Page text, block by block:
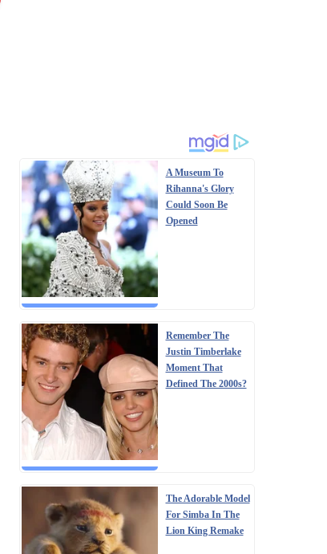
A Museum To
Rihanna's Glory
Could Soon Be
Opened
Remember The
Justin Timberlake
Moment That
Defined The 2000s?
The Adorable Model
For Simba In The
Lion King Remake